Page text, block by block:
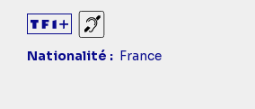
Sourds et malentendants
Nationalité
France